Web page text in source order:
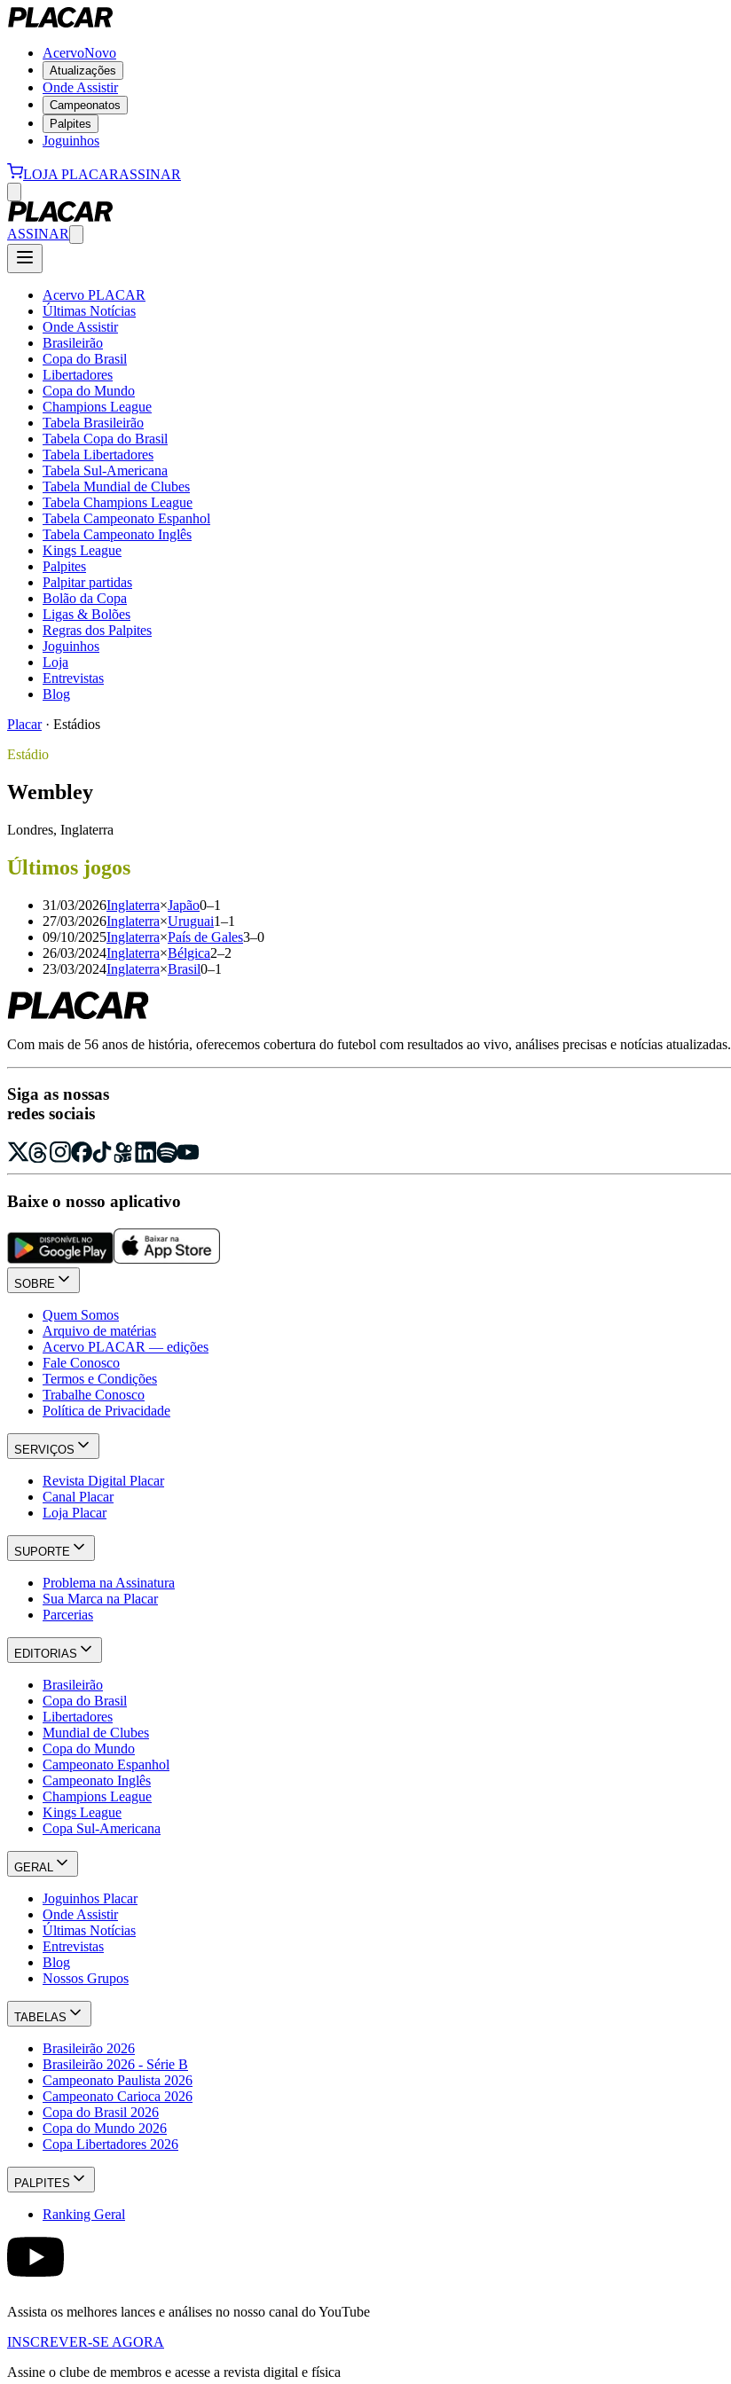
AcervoNovo
Atualizações
Onde Assistir
Campeonatos
Palpites
Joguinhos
LOJA PLACARASSINAR
ASSINAR
Acervo PLACAR
Últimas Notícias
Onde Assistir
Brasileirão
Copa do Brasil
Libertadores
Copa do Mundo
Champions League
Tabela Brasileirão
Tabela Copa do Brasil
Tabela Libertadores
Tabela Sul-Americana
Tabela Mundial de Clubes
Tabela Champions League
Tabela Campeonato Espanhol
Tabela Campeonato Inglês
Kings League
Palpites
Palpitar partidas
Bolão da Copa
Ligas & Bolões
Regras dos Palpites
Joguinhos
Loja
Entrevistas
Blog
Placar · Estádios
Estádio
Wembley
Londres, Inglaterra
Últimos jogos
31/03/2026Inglaterra×Japão0–1
27/03/2026Inglaterra×Uruguai1–1
09/10/2025Inglaterra×País de Gales3–0
26/03/2024Inglaterra×Bélgica2–2
23/03/2024Inglaterra×Brasil0–1
Com mais de 56 anos de história, oferecemos cobertura do futebol com resultados ao vivo, análises precisas e notícias atualizadas.
Siga as nossas
redes sociais
Baixe o nosso aplicativo
SOBRE
Quem Somos
Arquivo de matérias
Acervo PLACAR — edições
Fale Conosco
Termos e Condições
Trabalhe Conosco
Política de Privacidade
SERVIÇOS
Revista Digital Placar
Canal Placar
Loja Placar
SUPORTE
Problema na Assinatura
Sua Marca na Placar
Parcerias
EDITORIAS
Brasileirão
Copa do Brasil
Libertadores
Mundial de Clubes
Copa do Mundo
Campeonato Espanhol
Campeonato Inglês
Champions League
Kings League
Copa Sul-Americana
GERAL
Joguinhos Placar
Onde Assistir
Últimas Notícias
Entrevistas
Blog
Nossos Grupos
TABELAS
Brasileirão 2026
Brasileirão 2026 - Série B
Campeonato Paulista 2026
Campeonato Carioca 2026
Copa do Brasil 2026
Copa do Mundo 2026
Copa Libertadores 2026
PALPITES
Ranking Geral
Assista os melhores lances e análises no nosso canal do YouTube
INSCREVER-SE AGORA
Assine o clube de membros e acesse a revista digital e física